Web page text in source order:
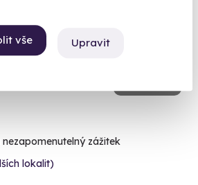
vše Upravit
zážitek
lokalit)